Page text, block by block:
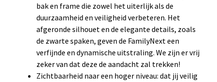
bak en frame die zowel het uiterlijk als de
duurzaamheid en veiligheid verbeteren. Het
afgeronde silhouet en de elegante details, zoals
de zwarte spaken, geven de FamilyNext een
verfijnde en dynamische uitstraling. We zijn er vrij
zeker van dat deze de aandacht zal trekken!
Zichtbaarheid naar een hoger niveau: dat jij veilig